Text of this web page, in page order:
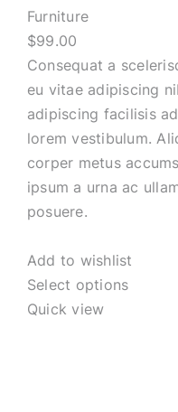
Furniture
$99.00
Consequat a
eu vitae adipiscing
adipiscing facilisis
lorem vestibulum.
corper metus
ipsum a urna ac
posuere.
Add to wishlist
Select options
Quick view